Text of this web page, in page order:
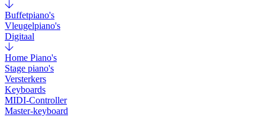
Buffetpiano's
Vleugelpiano's
Digitaal
Home Piano's
Stage piano's
Versterkers
Keyboards
MIDI-Controller
Master-keyboard